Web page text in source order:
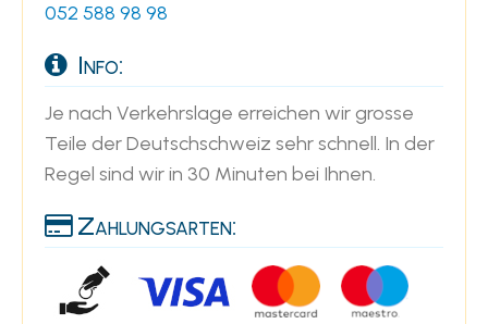
052 588 98 98
Info:
Je nach Verkehrslage erreichen wir grosse
Teile der Deutschschweiz sehr schnell. In der
Regel sind wir in 30 Minuten bei Ihnen.
Zahlungsarten: